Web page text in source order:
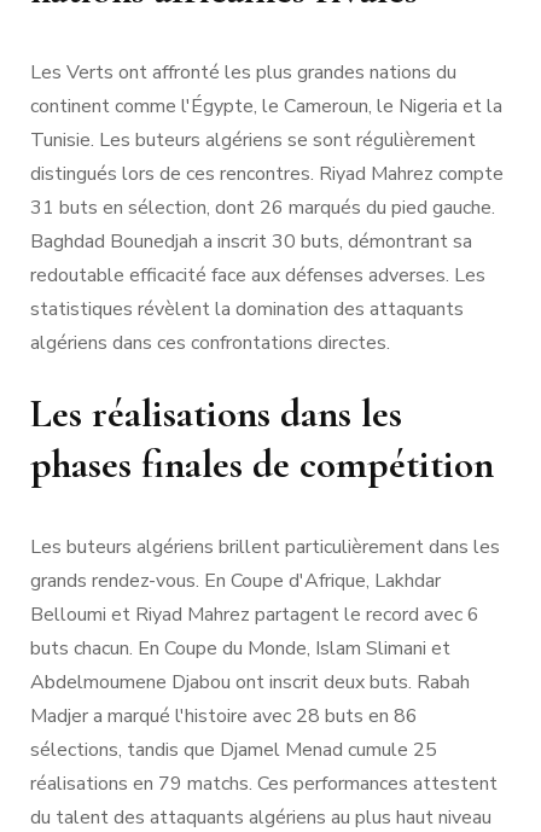
Les Verts ont affronté les plus grandes nations du
continent comme l'Égypte, le Cameroun, le Nigeria et la
Tunisie. Les buteurs algériens se sont régulièrement
distingués lors de ces rencontres. Riyad Mahrez compte
31 buts en sélection, dont 26 marqués du pied gauche.
Baghdad Bounedjah a inscrit 30 buts, démontrant sa
redoutable efficacité face aux défenses adverses. Les
statistiques révèlent la domination des attaquants
algériens dans ces confrontations directes.
Les réalisations dans les
phases finales de compétition
Les buteurs algériens brillent particulièrement dans les
grands rendez-vous. En Coupe d'Afrique, Lakhdar
Belloumi et Riyad Mahrez partagent le record avec 6
buts chacun. En Coupe du Monde, Islam Slimani et
Abdelmoumene Djabou ont inscrit deux buts. Rabah
Madjer a marqué l'histoire avec 28 buts en 86
sélections, tandis que Djamel Menad cumule 25
réalisations en 79 matchs. Ces performances attestent
du talent des attaquants algériens au plus haut niveau